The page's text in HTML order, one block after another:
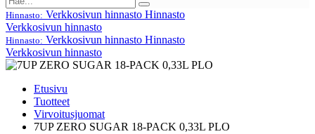
Hinnasto: Verkkosivun hinnasto Hinnasto
Verkkosivun hinnasto
Hinnasto: Verkkosivun hinnasto Hinnasto
Verkkosivun hinnasto
Etusivu
Tuotteet
Virvoitusjuomat
7UP ZERO SUGAR 18-PACK 0,33L PLO